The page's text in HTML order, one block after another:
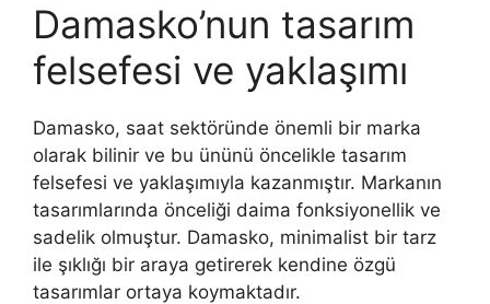
Damasko’nun tasarım
felsefesi ve yaklaşımı
Damasko, saat sektöründe önemli bir marka
olarak bilinir ve bu ününü öncelikle tasarım
felsefesi ve yaklaşımıyla kazanmıştır. Markanın
tasarımlarında önceliği daima fonksiyonellik ve
sadelik olmuştur. Damasko, minimalist bir tarz
ile şıklığı bir araya getirerek kendine özgü
tasarımlar ortaya koymaktadır.